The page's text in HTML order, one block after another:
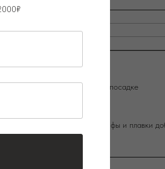
модели
V-танга на регулируемой посадке
выбора размера, купальные лифы и плавки
России